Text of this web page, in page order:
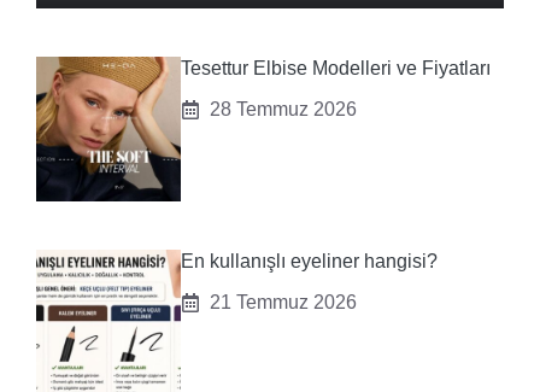
Tesettur Elbise Modelleri ve Fiyatları
28 Temmuz 2026
En kullanışlı eyeliner hangisi?
21 Temmuz 2026